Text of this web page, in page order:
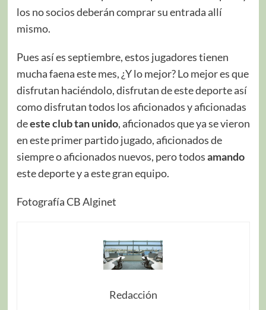
los no socios deberán comprar su entrada allí
mismo.
Pues así es septiembre, estos jugadores tienen
mucha faena este mes, ¿Y lo mejor? Lo mejor es que
disfrutan haciéndolo, disfrutan de este deporte así
como disfrutan todos los aficionados y aficionadas
deeste club tan unido, aficionados que ya se vieron
en este primer partido jugado, aficionados de
siempre o aficionados nuevos, pero todosamando
este deporte y a este gran equipo.
Fotografía CB Alginet
Redacción